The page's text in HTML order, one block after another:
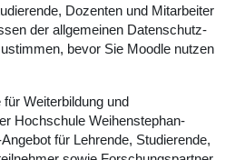
Dozenten und Mitarbeiter
der allgemeinen Datenschutz-
bevor Sie Moodle nutzen
Weiterbildung und
Hochschule Weihenstephan-
für Lehrende, Studierende,